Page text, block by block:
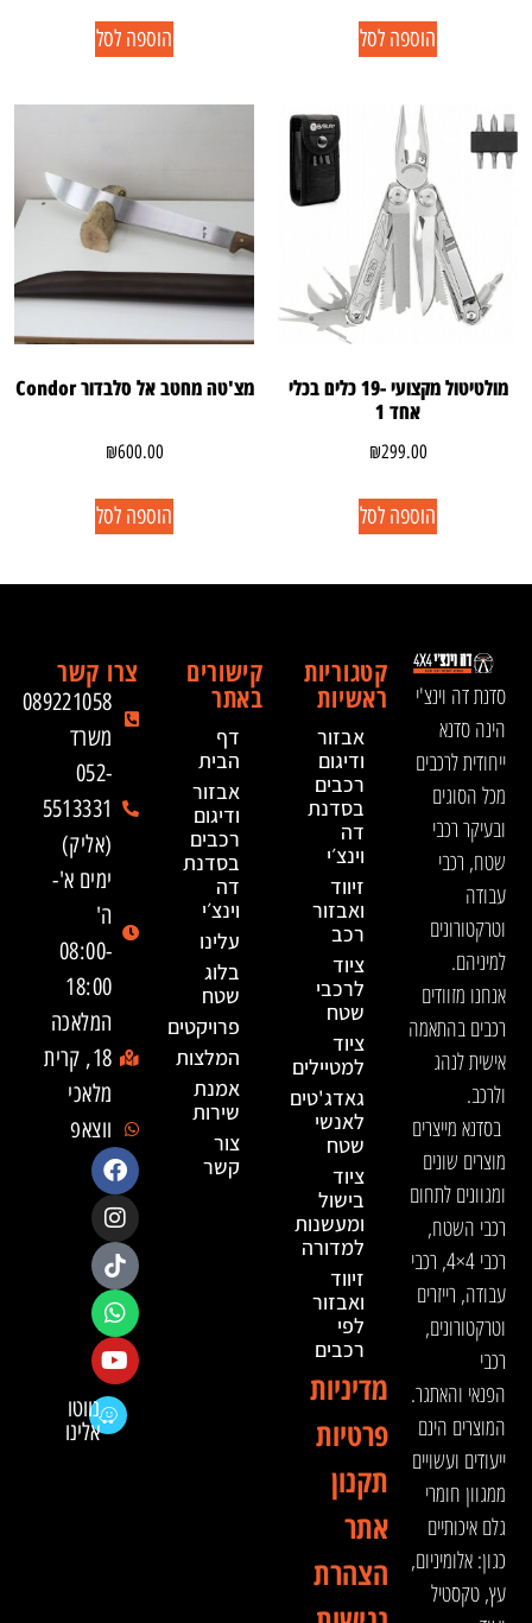
הוספה לסל הוספה לסל
מולטיטול מקצועי -19 כלים בכלי
אחד 1
₪299.00
הוספה לסל
מצ'טה מחטב אל סלבדור Condor
₪600.00
הוספה לסל
סדנת דה וינצ'י
הינה סדנא
ייחודית לרכבים
מכל הסוגים
ובעיקר רכבי
שטח, רכבי
עבודה
וטרקטורונים
למיניהם.
אנחנו מזוודים
רכבים בהתאמה
אישית לנהג
ולרכב.
בסדנא מייצרים
מוצרים שונים
ומגוונים לתחום
רכבי השטח,
רכבי 4×4, רכבי
עבודה, רייזרים
וטרקטורונים,
רכבי
הפנאי והאתגר.
המוצרים הינם
ייעודים ועשויים
ממגוון חומרי
גלם איכותיים
כגון: אלומיניום,
עץ, טקסטיל
קטגוריות
ראשיות
אבזור
ודיגום
רכבים
בסדנת
דה
וינצ׳י
זיווד
ואבזור
רכב
ציוד
לרכבי
שטח
ציוד
למטיילים
גאדג'טים
לאנשי
שטח
ציוד
בישול
ומעשנות
למדורה
זיווד
ואבזור
לפי
רכבים
מדיניות
פרטיות
תקנון
אתר
הצהרת
קישורים
באתר
דף
הבית
אבזור
ודיגום
רכבים
בסדנת
דה
וינצ׳י
עלינו
בלוג
שטח
פרויקטים
המלצות
אמנת
שירות
צור
קשר
צרו קשר
089221058
משרד
052-
5513331
(אליק)
ימים א'-
ה'
08:00-
18:00
המלאכה
18, קרית
מלאכי
ווצאפ
נווטו
אלינו